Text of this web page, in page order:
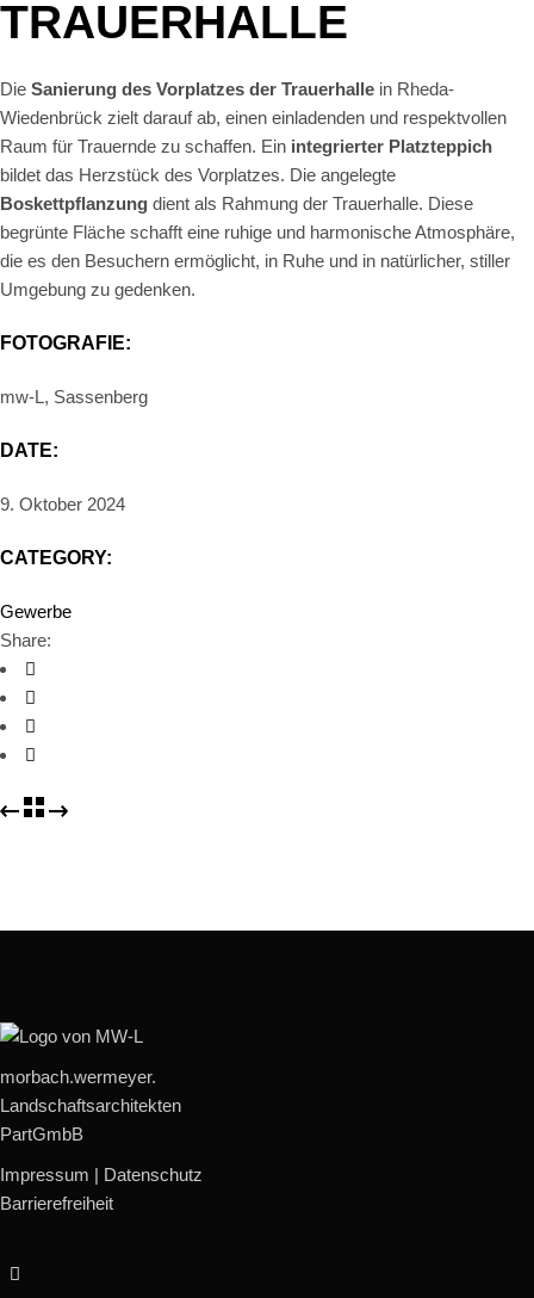
TRAUERHALLE
Die Sanierung des Vorplatzes der Trauerhalle in Rheda-
Wiedenbrück zielt darauf ab, einen einladenden und respektvollen
Raum für Trauernde zu schaffen. Ein integrierter Platzteppich
bildet das Herzstück des Vorplatzes. Die angelegte
Boskettpflanzung dient als Rahmung der Trauerhalle. Diese
begrünte Fläche schafft eine ruhige und harmonische Atmosphäre,
die es den Besuchern ermöglicht, in Ruhe und in natürlicher, stiller
Umgebung zu gedenken.
FOTOGRAFIE:
mw-L, Sassenberg
DATE:
9. Oktober 2024
CATEGORY:
Gewerbe
Share:
morbach.wermeyer.
Landschaftsarchitekten
PartGmbB
Impressum | Datenschutz
Barrierefreiheit